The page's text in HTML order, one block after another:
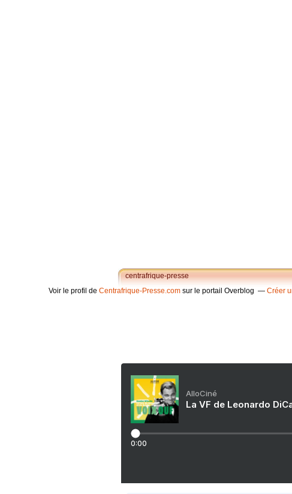
centrafrique-presse
Voir le profil de Centrafrique-Presse.com sur le portail Overblog Créer
AlloCiné
La VF de Leonardo
0:00